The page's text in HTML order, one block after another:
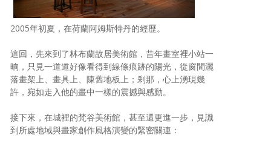
2005年初夏，在荷蘭阿姆斯特丹的經歷。
這回，先來到了林布蘭故居美術館，昔年畫室裡小站一
晌，只見一道道好像看得到線條痕跡的陽光，從窗間灑
落畫架上、畫具上、陳舊地板上；剎那，心上湧現幾
許，宛如走入他的畫中一樣的震撼與感動。
接下來，在城裡的梵谷美術館，甚至還更進一步，見識
到所處地域與畫家創作風格演變的緊密關連：